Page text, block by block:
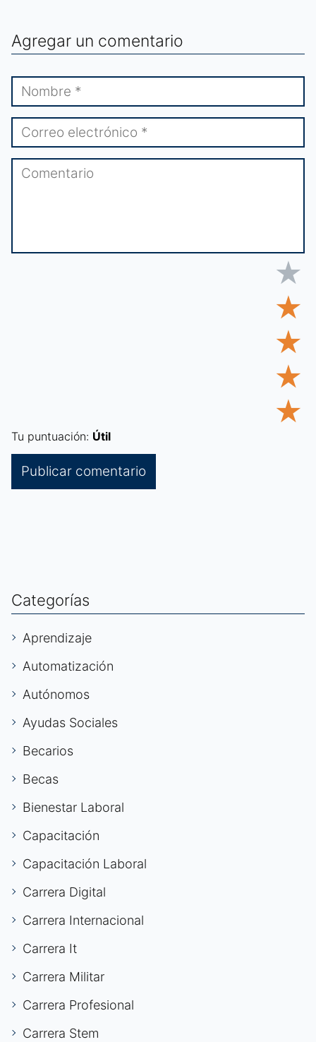
Agregar un comentario
★
★
★
★
★
Tu puntuación: Útil
Categorías
Aprendizaje
Automatización
Autónomos
Ayudas Sociales
Becarios
Becas
Bienestar Laboral
Capacitación
Capacitación Laboral
Carrera Digital
Carrera Internacional
Carrera It
Carrera Militar
Carrera Profesional
Carrera Stem